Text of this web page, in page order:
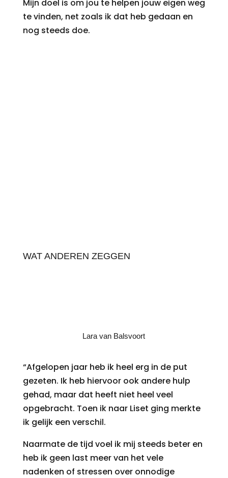
Mijn doel is om jou te helpen jouw eigen weg
te vinden, net zoals ik dat heb gedaan en
nog steeds doe.
WAT ANDEREN ZEGGEN
Lara van Balsvoort
“Afgelopen jaar heb ik heel erg in de put
gezeten. Ik heb hiervoor ook andere hulp
gehad, maar dat heeft niet heel veel
opgebracht. Toen ik naar Liset ging merkte
ik gelijk een verschil.
Naarmate de tijd voel ik mij steeds beter en
heb ik geen last meer van het vele
nadenken of stressen over onnodige